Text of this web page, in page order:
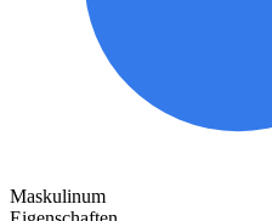
Maskulinum